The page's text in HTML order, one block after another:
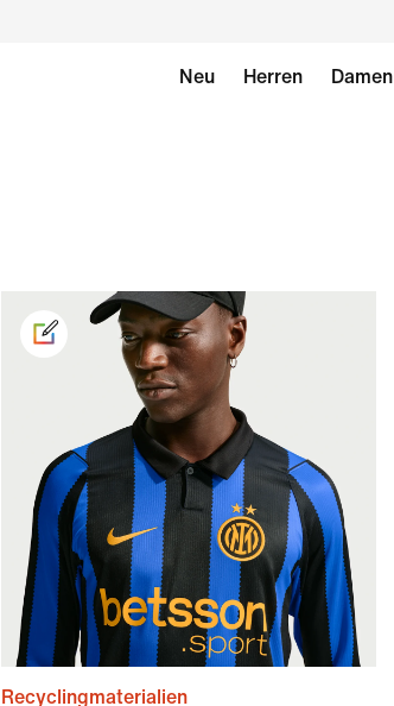
Neu Herren Damen
Recyclingmaterialien